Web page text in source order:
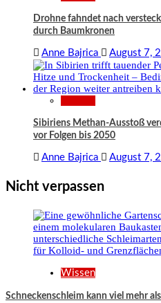
Drohne fahndet nach
durch Baumkronen
Anne Bajrica August 7,
Sibiriens Methan-Ausstoß
vor Folgen bis 2050
Anne Bajrica August 7,
Nicht verpassen
Wissen
Schneckenschleim kann viel mehr